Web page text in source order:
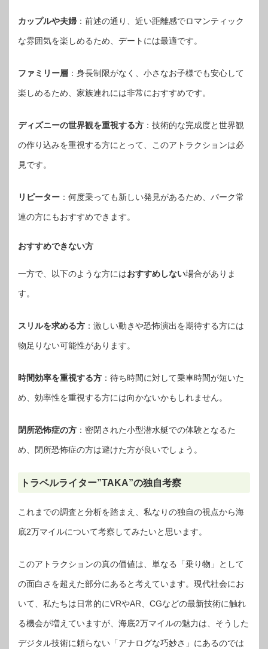
カップルや夫婦 ：前述の通り、近い距離感でロマンティック
な雰囲気を楽しめるため、デートには最適です。
ファミリー層 ：身長制限がなく、小さなお子様でも安心して
楽しめるため、家族連れには非常におすすめです。
ディズニーの世界観を重視する方 ：技術的な完成度と世界観
の作り込みを重視する方にとって、このアトラクションは必
見です。
リピーター ：何度乗っても新しい発見があるため、パーク常
連の方にもおすすめできます。
おすすめできない方
一方で、以下のような方にはおすすめしない場合がありま
す。
スリルを求める方 ：激しい動きや恐怖演出を期待する方には
物足りない可能性があります。
時間効率を重視する方 ：待ち時間に対して乗車時間が短いた
め、効率性を重視する方には向かないかもしれません。
閉所恐怖症の方 ：密閉された小型潜水艇での体験となるた
め、閉所恐怖症の方は避けた方が良いでしょう。
トラベルライター”TAKA”の独自考察
これまでの調査と分析を踏まえ、私なりの独自の視点から海
底2万マイルについて考察してみたいと思います。
このアトラクションの真の価値は、単なる「乗り物」として
の面白さを超えた部分にあると考えています。現代社会にお
いて、私たちは日常的にVRやAR、CGなどの最新技術に触れ
る機会が増えていますが、海底2万マイルの魅力は、そうした
デジタル技術に頼らない「アナログな巧妙さ」にあるのでは